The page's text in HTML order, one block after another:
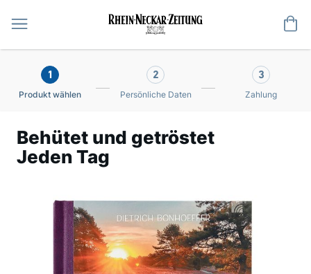
1
Produkt wählen
2
Persönliche Daten
3
Zahlung
Behütet und getröstet
Jeden Tag
Bildergalerie
springen